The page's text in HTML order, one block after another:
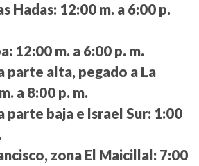
Hadas: 12:00 m. a 6:00 p.
12:00 m. a 6:00 p. m.
parte alta, pegado a La
a 8:00 p. m.
baja e Israel Sur: 1:00
zona El Maicillal: 7:00